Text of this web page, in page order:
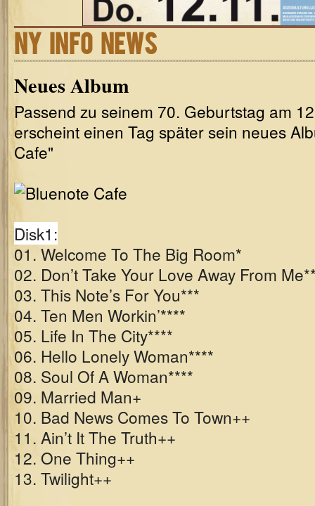
NY INFO NEWS
Neues Album
Passend zu seinem 70. Geburtstag am
erscheint einen Tag später sein neues
Cafe"
Disk1:
01. Welcome To The Big Room*
02. Don’t Take Your Love Away From
03. This Note’s For You***
04. Ten Men Workin’****
05. Life In The City****
06. Hello Lonely Woman****
08. Soul Of A Woman****
09. Married Man+
10. Bad News Comes To Town++
11. Ain’t It The Truth++
12. One Thing++
13. Twilight++